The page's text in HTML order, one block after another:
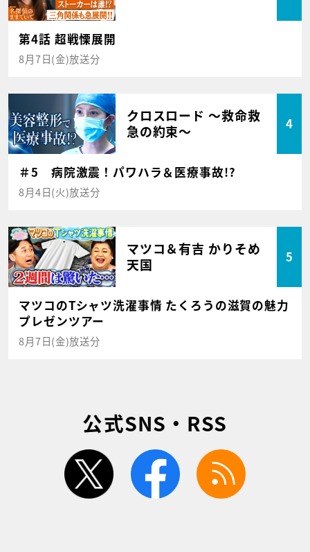
第4話 超戦慄展開
8月7日(金)放送分
クロスロード ～救命救
急の約束～
4
＃5 病院激震！パワハラ＆医療事故!?
8月4日(火)放送分
マツコ＆有吉 かりそめ
天国
5
マツコのTシャツ洗濯事情 たくろうの滋賀の魅力
プレゼンツアー
8月7日(金)放送分
公式SNS・RSS
twitter facebook